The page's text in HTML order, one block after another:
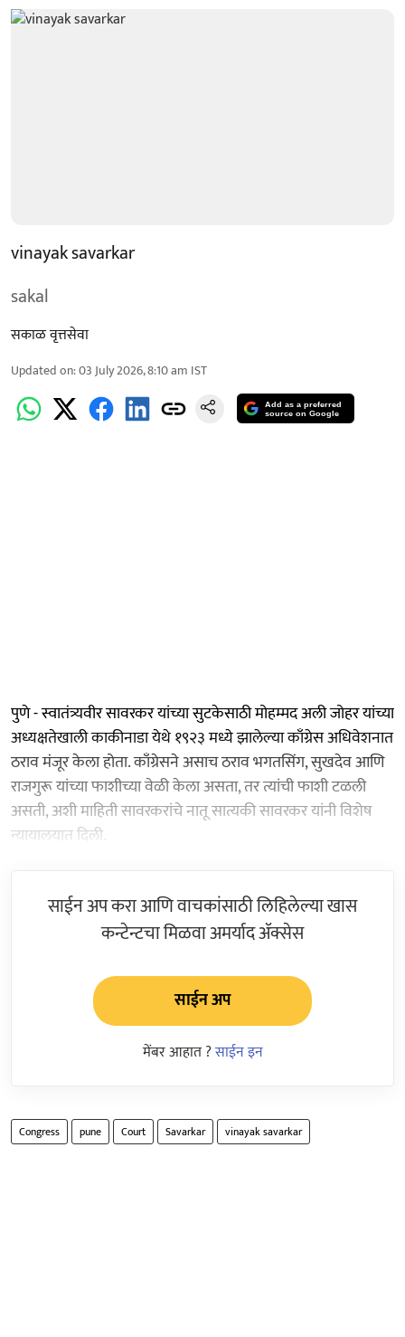
vinayak savarkar
sakal
सकाळ वृत्तसेवा
Updated on:03 July 2026, 8:10 am IST
Add as a preferred
source on Google
पुणे - स्वातंत्र्यवीर सावरकर यांच्या सुटकेसाठी मोहम्मद अली जोहर यांच्या
अध्यक्षतेखाली काकीनाडा येथे १९२३ मध्ये झालेल्या काँग्रेस अधिवेशनात
ठराव मंजूर केला होता. काँग्रेसने असाच ठराव भगतसिंग, सुखदेव आणि
राजगुरू यांच्या फाशीच्या वेळी केला असता, तर त्यांची फाशी टळली
असती, अशी माहिती सावरकरांचे नातू सात्यकी सावरकर यांनी विशेष
न्यायालयात दिली.
साईन अप करा आणि वाचकांसाठी लिहिलेल्या खास
कन्टेन्टचा मिळवा अमर्याद ॲक्सेस
साईन अप
मेंबर आहात ?साईन इन
Congress pune Court Savarkar vinayak savarkar